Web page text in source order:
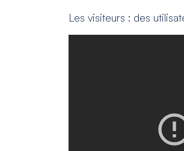
Les visiteurs : des